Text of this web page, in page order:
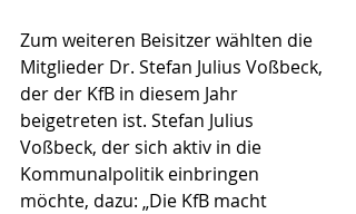
Zum weiteren Beisitzer wählten die
Mitglieder Dr. Stefan Julius Voßbeck,
der der KfB in diesem Jahr
beigetreten ist. Stefan Julius
Voßbeck, der sich aktiv in die
Kommunalpolitik einbringen
möchte, dazu: „Die KfB macht